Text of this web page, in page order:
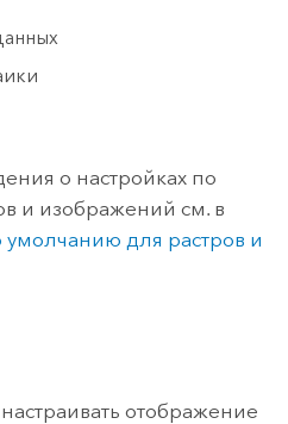
о настройках по
и изображений см. в
умолчанию для растров и
отображение